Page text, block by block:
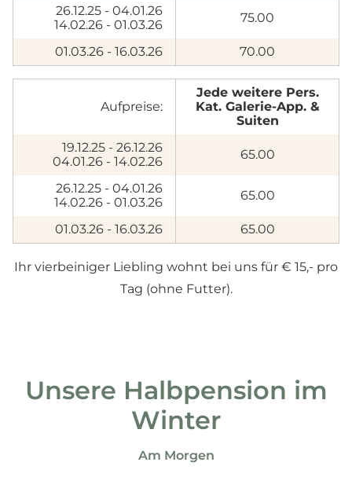
26.12.25 - 04.01.26
14.02.26 - 01.03.26
75.00
01.03.26 - 16.03.26 70.00
Aufpreise:
Jede weitere Pers.
Kat. Galerie-App. &
Suiten
19.12.25 - 26.12.26
04.01.26 - 14.02.26
65.00
26.12.25 - 04.01.26
14.02.26 - 01.03.26
65.00
01.03.26 - 16.03.26 65.00
Ihr vierbeiniger Liebling wohnt bei uns für € 15,- pro
Tag (ohne Futter).
Unsere Halbpension im
Winter
Am Morgen